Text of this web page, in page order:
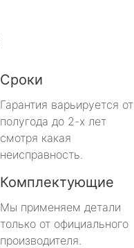
Сроки
Гарантия варьируется от
полугода до 2-х лет
смотря какая
неисправность.
Комплектующие
Мы применяем детали
только от официального
производителя.